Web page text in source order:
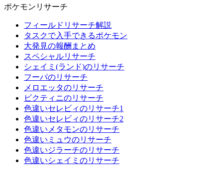
ポケモンリサーチ
フィールドリサーチ解説
タスクで入手できるポケモン
大発見の報酬まとめ
スペシャルリサーチ
シェイミ(ランド)のリサーチ
フーパのリサーチ
メロエッタのリサーチ
ビクティニのリサーチ
色違いセレビィのリサーチ1
色違いセレビィのリサーチ2
色違いメタモンのリサーチ
色違いミュウのリサーチ
色違いジラーチのリサーチ
色違いシェイミのリサーチ